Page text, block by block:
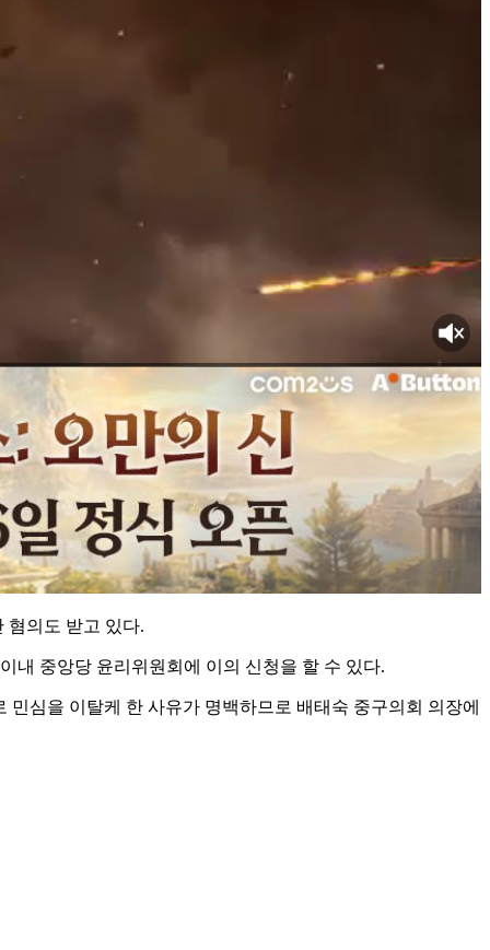
혐의도 받고 있다.
내 중앙당 윤리위원회에 이의 신청을 할 수 있다.
심을 이탈케 한 사유가 명백하므로 배태숙 중구의회 의장에